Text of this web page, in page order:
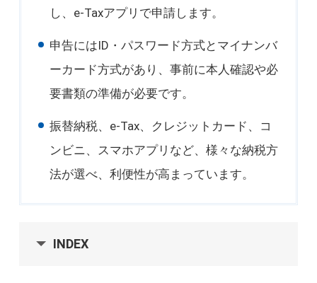
し、e-Taxアプリで申請します。
申告にはID・パスワード方式とマイナンバ
ーカード方式があり、事前に本人確認や必
要書類の準備が必要です。
振替納税、e-Tax、クレジットカード、コ
ンビニ、スマホアプリなど、様々な納税方
法が選べ、利便性が高まっています。
INDEX